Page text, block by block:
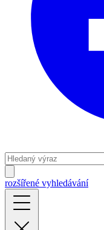
rozšířené vyhledávání